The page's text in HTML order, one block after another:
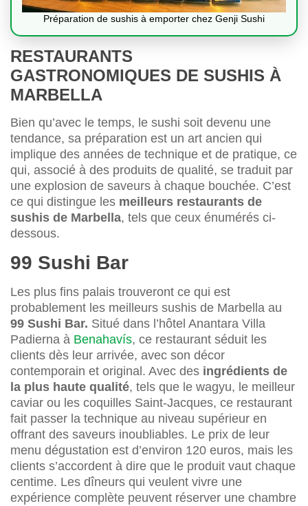
Préparation de sushis à emporter chez Genji Sushi
RESTAURANTS
GASTRONOMIQUES DE SUSHIS À
MARBELLA
Bien qu’avec le temps, le sushi soit devenu une
tendance, sa préparation est un art ancien qui
implique des années de technique et de pratique, ce
qui, associé à des produits de qualité, se traduit par
une explosion de saveurs à chaque bouchée. C’est
ce qui distingue les meilleurs restaurants de
sushis de Marbella, tels que ceux énumérés ci-
dessous.
99 Sushi Bar
Les plus fins palais trouveront ce qui est
probablement les meilleurs sushis de Marbella au
99 Sushi Bar. Situé dans l’hôtel Anantara Villa
Padierna à Benahavís, ce restaurant séduit les
clients dès leur arrivée, avec son décor
contemporain et original. Avec des ingrédients de
la plus haute qualité, tels que le wagyu, le meilleur
caviar ou les coquilles Saint-Jacques, ce restaurant
fait passer la technique au niveau supérieur en
offrant des saveurs inoubliables. Le prix de leur
menu dégustation est d’environ 120 euros, mais les
clients s’accordent à dire que le produit vaut chaque
centime. Les dîneurs qui veulent vivre une
expérience complète peuvent réserver une chambre